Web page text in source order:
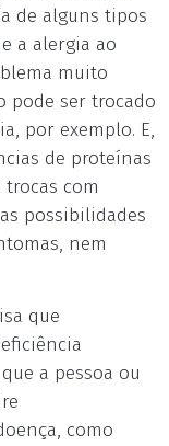
de alguns tipos
a alergia ao
muito
pode ser trocado
por exemplo. E,
de proteínas
com
possibilidades
nem
que
a pessoa ou
como